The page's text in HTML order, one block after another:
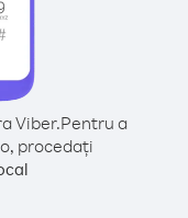
Viber.Pentru a
procedați